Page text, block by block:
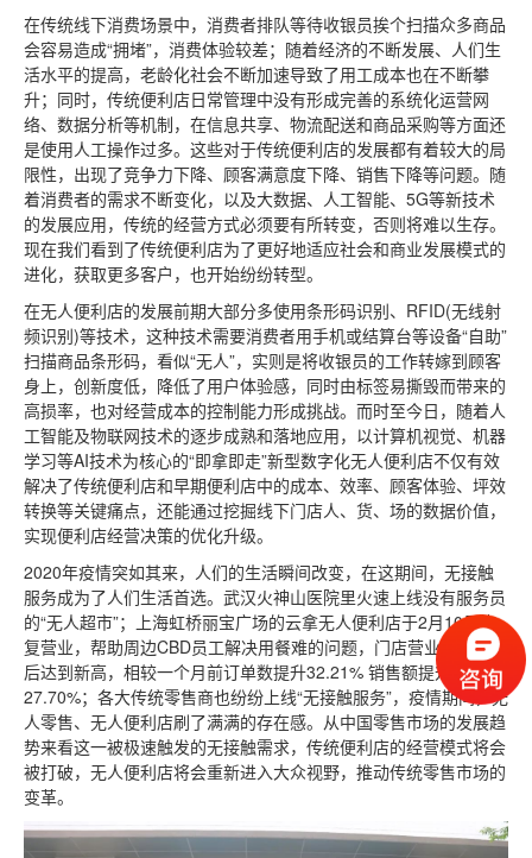
在传统线下消费场景中，消费者排队等待收银员挨个扫描众多商品
会容易造成“拥堵”，消费体验较差；随着经济的不断发展、人们生
活水平的提高，老龄化社会不断加速导致了用工成本也在不断攀
升；同时，传统便利店日常管理中没有形成完善的系统化运营网
络、数据分析等机制，在信息共享、物流配送和商品采购等方面还
是使用人工操作过多。这些对于传统便利店的发展都有着较大的局
限性，出现了竞争力下降、顾客满意度下降、销售下降等问题。随
着消费者的需求不断变化，以及大数据、人工智能、5G等新技术
的发展应用，传统的经营方式必须要有所转变，否则将难以生存。
现在我们看到了传统便利店为了更好地适应社会和商业发展模式的
进化，获取更多客户，也开始纷纷转型。
在无人便利店的发展前期大部分多使用条形码识别、RFID(无线射
频识别)等技术，这种技术需要消费者用手机或结算台等设备“自助”
扫描商品条形码，看似“无人”，实则是将收银员的工作转嫁到顾客
身上，创新度低，降低了用户体验感，同时由标签易撕毁而带来的
高损率，也对经营成本的控制能力形成挑战。而时至今日，随着人
工智能及物联网技术的逐步成熟和落地应用，以计算机视觉、机器
学习等AI技术为核心的“即拿即走”新型数字化无人便利店不仅有效
解决了传统便利店和早期便利店中的成本、效率、顾客体验、坪效
转换等关键痛点，还能通过挖掘线下门店人、货、场的数据价值，
实现便利店经营决策的优化升级。
2020年疫情突如其来，人们的生活瞬间改变，在这期间，无接触
服务成为了人们生活首选。武汉火神山医院里火速上线没有服务员
的“无人超市”；上海虹桥丽宝广场的云拿无人便利店于2月10日恢
复营业，帮助周边CBD员工解决用餐难的问题，门店营业额在疫情
后达到新高，相较一个月前订单数提升32.21% 销售额提升
27.70%；各大传统零售商也纷纷上线“无接触服务”，疫情期间，无
人零售、无人便利店刷了满满的存在感。从中国零售市场的发展趋
势来看这一被极速触发的无接触需求，传统便利店的经营模式将会
被打破，无人便利店将会重新进入大众视野，推动传统零售市场的
变革。